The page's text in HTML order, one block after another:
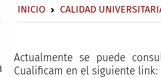
Breadcrumb
INICIO CALIDAD
Actualmente se puede
Cualificam en el siguiente link: